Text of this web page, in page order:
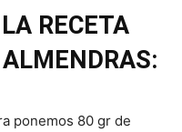
RECETA
ponemos 80 gr de